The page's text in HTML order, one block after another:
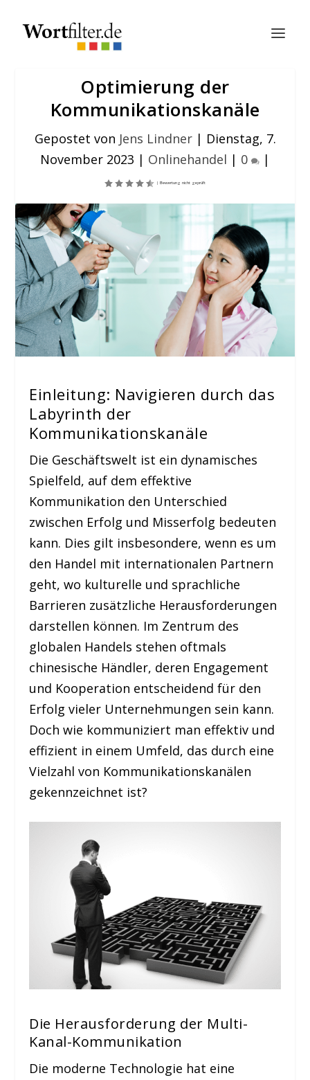
Optimierung der
Kommunikationskanäle
Gepostet von Jens Lindner| Dienstag, 7.
November 2023 | Onlinehandel | 0 |
Einleitung: Navigieren durch das
Labyrinth der
Kommunikationskanäle
Die Geschäftswelt ist ein dynamisches
Spielfeld, auf dem effektive
Kommunikation den Unterschied
zwischen Erfolg und Misserfolg bedeuten
kann. Dies gilt insbesondere, wenn es um
den Handel mit internationalen Partnern
geht, wo kulturelle und sprachliche
Barrieren zusätzliche Herausforderungen
darstellen können. Im Zentrum des
globalen Handels stehen oftmals
chinesische Händler, deren Engagement
und Kooperation entscheidend für den
Erfolg vieler Unternehmungen sein kann.
Doch wie kommuniziert man effektiv und
effizient in einem Umfeld, das durch eine
Vielzahl von Kommunikationskanälen
gekennzeichnet ist?
Die Herausforderung der Multi-
Kanal-Kommunikation
Die moderne Technologie hat eine